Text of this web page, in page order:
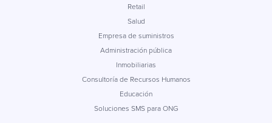
Retail
Salud
Empresa de suministros
Administración pública
Inmobiliarias
Consultoría de Recursos Humanos
Educación
Soluciones SMS para ONG